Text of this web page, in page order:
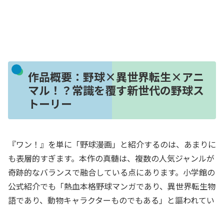
作品概要：野球×異世界転生×アニ
マル！？常識を覆す新世代の野球ス
トーリー
『ワン！』を単に「野球漫画」と紹介するのは、あまりに
も表層的すぎます。本作の真髄は、複数の人気ジャンルが
奇跡的なバランスで融合している点にあります。小学館の
公式紹介でも「熱血本格野球マンガであり、異世界転生物
語であり、動物キャラクターものでもある」と謳われてい